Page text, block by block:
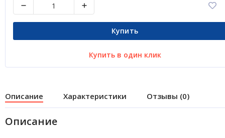
Купить
Купить в один клик
Описание Характеристики Отзывы (0)
Описание